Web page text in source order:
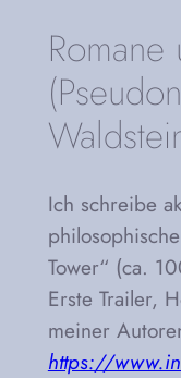
Ich schreibe
Tower“ (ca.
Erste Trailer,
meiner
https://